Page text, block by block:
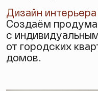
Дизайн интерьера
Создаём
с
от городских
домов.